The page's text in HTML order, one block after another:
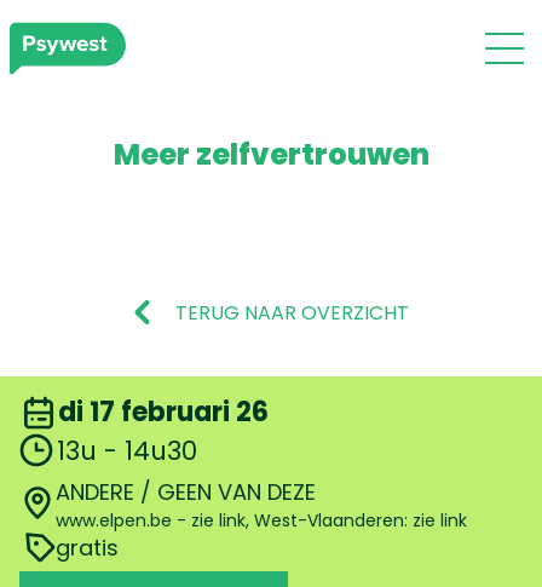
Meer zelfvertrouwen
TERUG NAAR OVERZICHT
di 17 februari 26
13u - 14u30
ANDERE / GEEN VAN DEZE
www.elpen.be - zie link, West-Vlaanderen: zie link
gratis